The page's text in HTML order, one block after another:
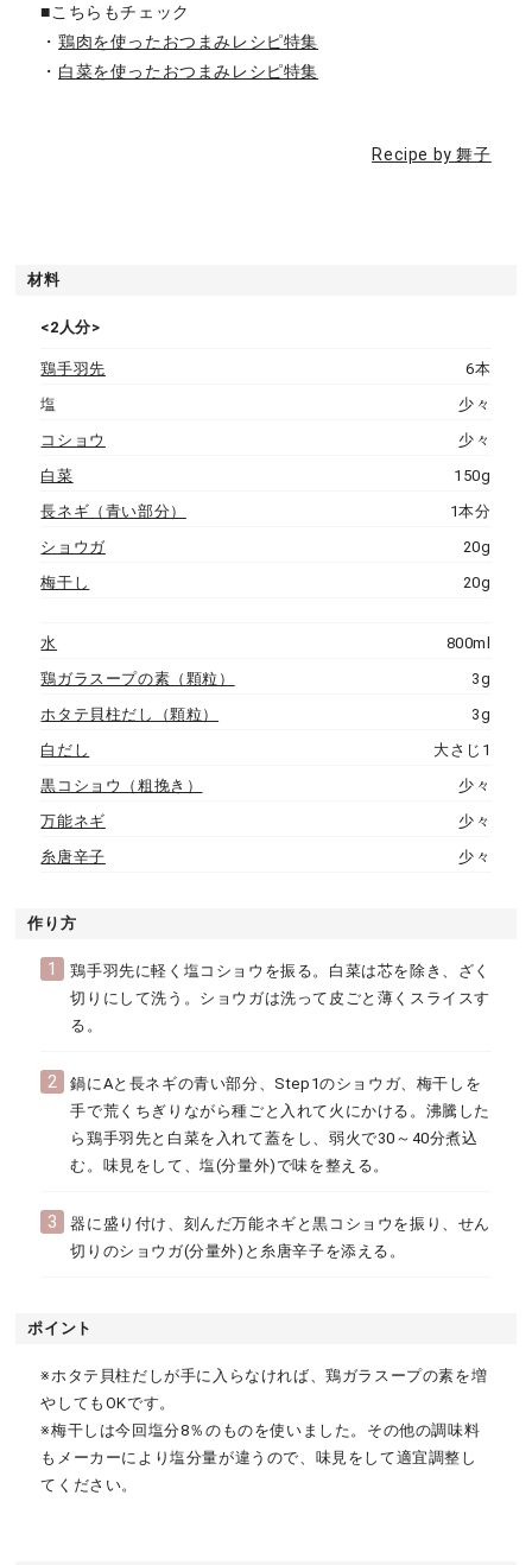
■こちらもチェック
・鶏肉を使ったおつまみレシピ特集
・ 白菜を使ったおつまみレシピ特集
Recipe by 舞子
材料
<2人分>
鶏手羽先
6本
塩
少々
コショウ
少々
白菜
150g
長ネギ（青い部分）
1本分
ショウガ
20g
梅干し
20g
水
800ml
鶏ガラスープの素（顆粒）
3g
ホタテ貝柱だし（顆粒）
3g
白だし
大さじ1
黒コショウ（粗挽き）
少々
万能ネギ
少々
糸唐辛子
少々
作り方
1
鶏手羽先に軽く塩コショウを振る。白菜は芯を除き、ざく
切りにして洗う。ショウガは洗って皮ごと薄くスライスす
る。
2
鍋にAと長ネギの青い部分、Step1のショウガ、梅干しを
手で荒くちぎりながら種ごと入れて火にかける。沸騰した
ら鶏手羽先と白菜を入れて蓋をし、弱火で30～40分煮込
む。味見をして、塩(分量外)で味を整える。
3
器に盛り付け、刻んだ万能ネギと黒コショウを振り、せん
切りのショウガ(分量外)と糸唐辛子を添える。
ポイント
※ホタテ貝柱だしが手に入らなければ、鶏ガラスープの素を増
やしてもOKです。
※梅干しは今回塩分8％のものを使いました。その他の調味料
もメーカーにより塩分量が違うので、味見をして適宜調整し
てください。